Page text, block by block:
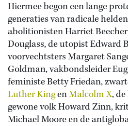
Hiermee begon een lange
generaties van radicale
abolitionisten Harriet
Douglass, de utopist Edward
voorvechtsters Margaret
Goldman, vakbondsleider
feministe Betty Friedan,
Luther KingenMalcolm X,
gewone volk Howard Zinn,
Michael Moore en de